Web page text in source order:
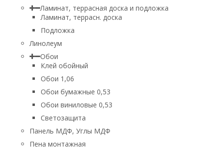
Ламинат, террасная доска и подложка
Ламинат, террасн. доска
Подложка
Линолеум
Обои
Клей обойный
Обои 1,06
Обои бумажные 0,53
Обои виниловые 0,53
Светозащита
Панель МДФ, Углы МДФ
Пена монтажная